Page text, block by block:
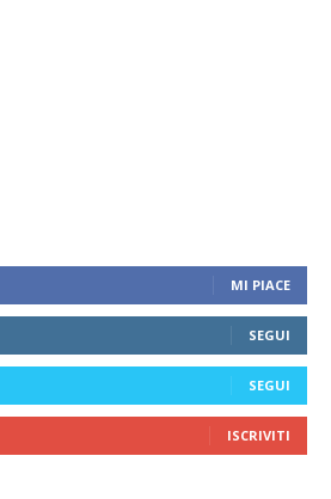
MI PIACE
SEGUI
SEGUI
ISCRIVITI